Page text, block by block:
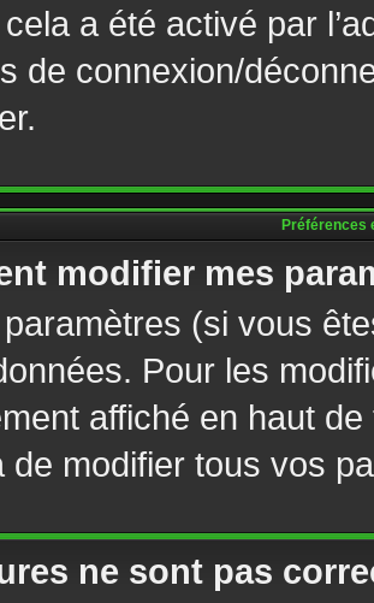
a été activé par
de connexion/
Préférences
modifier mes
(si vous
Pour les
affiché en haut
de modifier tous vos
ne sont pas